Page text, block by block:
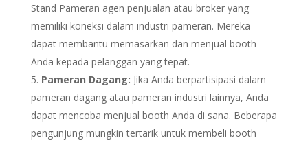
Stand Pameran agen penjualan atau broker yang
memiliki koneksi dalam industri pameran. Mereka
dapat membantu memasarkan dan menjual booth
Anda kepada pelanggan yang tepat.
Pameran Dagang: Jika Anda berpartisipasi dalam
pameran dagang atau pameran industri lainnya, Anda
dapat mencoba menjual booth Anda di sana. Beberapa
pengunjung mungkin tertarik untuk membeli booth